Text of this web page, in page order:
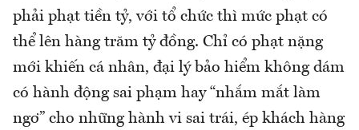
phải phạt tiền tỷ, với tổ chức thì mức phạt có
thể lên hàng trăm tỷ đồng. Chỉ có phạt nặng
mới khiến cá nhân, đại lý bảo hiểm không dám
có hành động sai phạm hay “nhắm mắt làm
ngơ” cho những hành vi sai trái, ép khách hàng